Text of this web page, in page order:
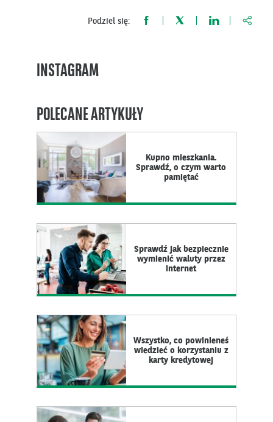
Podziel się:
INSTAGRAM
POLECANE ARTYKUŁY
Kupno mieszkania.
Sprawdź, o czym warto
pamiętać
Sprawdź jak bezpiecznie
wymienić waluty przez
internet
Wszystko, co powinieneś
wiedzieć o korzystaniu z
karty kredytowej